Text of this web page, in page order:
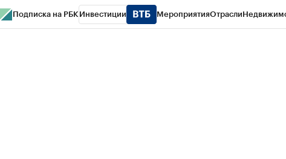
Подписка на РБК Инвестиции МероприятияОтрасли